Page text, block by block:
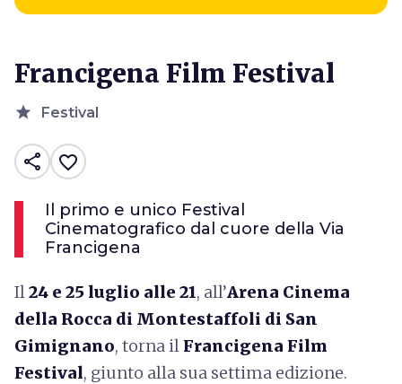
Francigena Film Festival
star Festival
share favorite_border
Il primo e unico Festival
Cinematografico dal cuore della Via
Francigena
Il24 e 25 luglio alle 21, all’Arena Cinema
della Rocca di Montestaffoli di San
Gimignano, torna il Francigena Film
Festival, giunto alla sua settima edizione.